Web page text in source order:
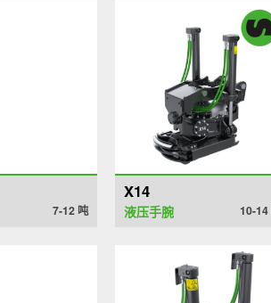
7-12 吨
X14
液压手腕 10-14